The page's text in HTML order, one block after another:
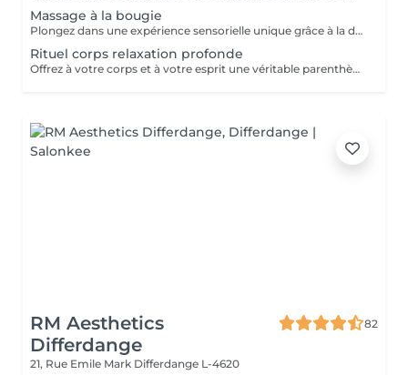
Massage à la bougie
Plongez dans une expérience sensorielle unique grâce à la douce chaleur d'une bougie fondante aux huiles précieuses. La cire tiède se transforme en un élixir nourrissant qui glisse sur votre peau, offrant un massage fluide, relaxant et profondément hydratant. Un véritable voyage des sens pour une détente absolue.
Rituel corps relaxation profonde
Offrez à votre corps et à votre esprit une véritable parenthèse hors du temps. Ce soin allie des manuvres enveloppantes et des pressions douces pour libérer les tensions et rééquilibrer les énergies. Chaque geste est pensé pour vous plonger dans un état de détente absolue. Laissez-vous emporter par cette bulle de sérénité où chaque instant est une invitation au lâcher-prise. Ressortez léger(e), apaisé(e) et profondément revitalisé(e)
RM Aesthetics
Differdange
82
21, Rue Emile Mark Differdange L-4620